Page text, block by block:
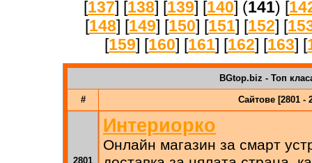
[137] [138] [139] [140] (141) [
[148] [149] [150] [151] [152] [
[159] [160] [161] [162] [163] [
BGtop.biz - Топ
# Сайтове [2801 -
2801
Интериорко
Онлайн магазин за смарт